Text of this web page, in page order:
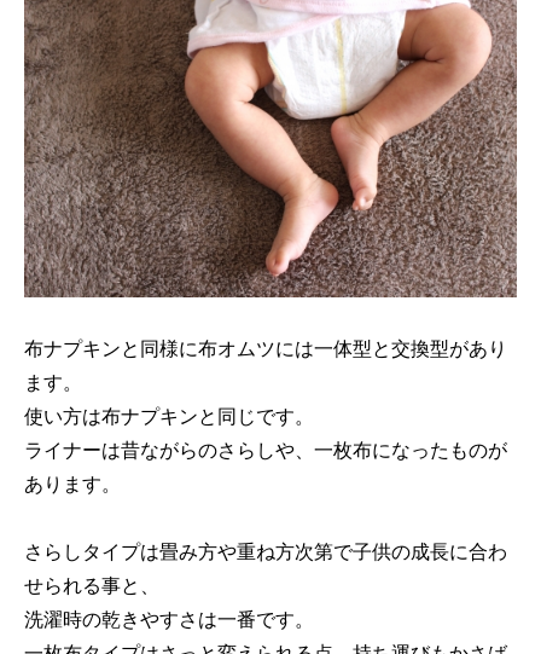
布ナプキンと同様に布オムツには一体型と交換型があり
ます。
使い方は布ナプキンと同じです。
ライナーは昔ながらのさらしや、一枚布になったものが
あります。
さらしタイプは畳み方や重ね方次第で子供の成長に合わ
せられる事と、
洗濯時の乾きやすさは一番です。